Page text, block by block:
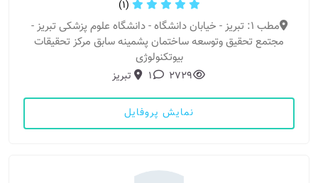
(1)
مطب 1: تبریز - خیابان دانشگاه - دانشگاه علوم پزشکی تبریز -
مجتمع تحقیق وتوسعه ساختمان پشمینه سابق مرکز تحقیقات
بیوتکنولوژی
2729
1 تبریز
نمایش پروفایل